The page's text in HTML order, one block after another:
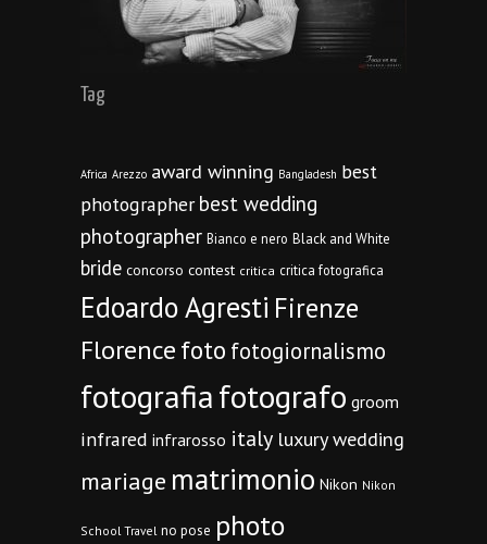
Tag
Africa Arezzo award winning Bangladesh best
photographer best wedding
photographer Bianco e nero Black and White
bride concorso contest critica critica fotografica
Edoardo Agresti Firenze
Florencefoto fotogiornalismo
fotografiafotografo groom
infrared infrarosso italy luxury wedding
mariage matrimonio Nikon Nikon
School Travel no pose photo